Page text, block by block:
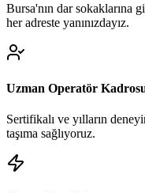
Bursa'nın dar sokaklarına
her adreste yanınızdayız.
Uzman Operatör
Sertifikalı ve yılların
taşıma sağlıyoruz.